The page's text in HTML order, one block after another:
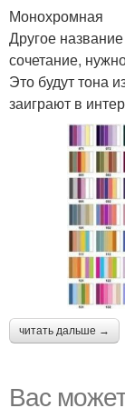
Монохромная
Другое
сочетание,
Это будут тона
заиграют в
читать дальше →
Вас